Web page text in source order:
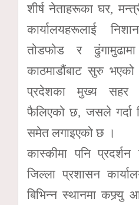
शीर्ष नेताहरूका घर,
कार्यालयहरूलाई
तोडफोड र
काठमाडौंबाट सुरु
प्रदेशका मुख्य सहर
फैलिएको छ, जसले गर्दा
समेत लगाइएको छ ।
कास्कीमा पनि
जिल्ला प्रशासन
बिभिन्न स्थानमा कफ्र्यु